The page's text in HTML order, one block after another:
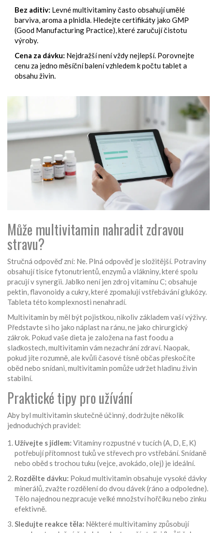
Bez aditiv: Levné multivitaminy často obsahují umělé
barviva, aroma a plnidla. Hledejte certifikáty jako GMP
(Good Manufacturing Practice), které zaručují čistotu
výroby.
Cena za dávku: Nejdražší není vždy nejlepší. Porovnejte
cenu za jedno měsíční balení vzhledem k počtu tablet a
obsahu živin.
Může multivitamin nahradit zdravou
stravu?
Stručná odpověď zní: Ne. Plná odpověď je složitější. Potraviny
obsahují tisíce fytonutrientů, enzymů a vlákniny, které spolu
pracují v synergii. Jablko není jen zdroj vitamínu C; obsahuje
pektin, flavonoidy a cukry, které zpomalují vstřebávání glukózy.
Tableta této komplexnosti nenahradí.
Multivitamin by měl být pojistkou, nikoliv základem vaší výživy.
Představte si ho jako náplast na ránu, ne jako chirurgický
zákrok. Pokud vaše dieta je založena na fast foodu a
sladkostech, multivitamin vám nezachrání zdraví. Naopak,
pokud jíte rozumně, ale kvůli časové tísně občas přeskočíte
oběd nebo snídani, multivitamin pomůže udržet hladinu živin
stabilní.
Praktické tipy pro užívání
Aby byl multivitamin skutečně účinný, dodržujte několik
jednoduchých pravidel:
Užívejte s jídlem: Vitamíny rozpustné v tucích (A, D, E, K)
potřebují přítomnost tuků ve střevech pro vstřebání. Snídaně
nebo oběd s trochou tuku (vejce, avokádo, olej) je ideální.
Rozdělte dávku: Pokud multivitamin obsahuje vysoké dávky
minerálů, zvažte rozdělení do dvou dávek (ráno a odpoledne).
Tělo najednou nezpracuje velké množství hořčíku nebo zinku
efektivně.
Sledujte reakce těla: Některé multivitaminy způsobují